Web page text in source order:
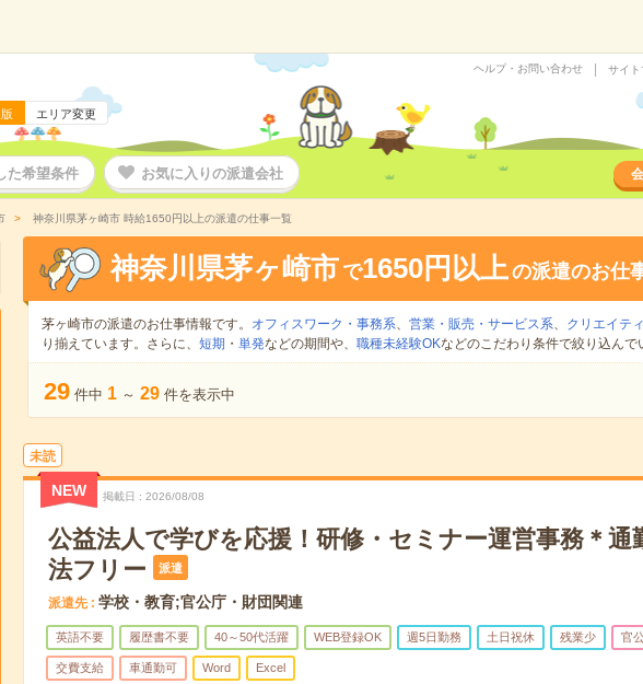
エリア変更
ヘルプ・お問い合わせ サイト
た希望条件 お気に入りの派遣会社
神奈川県茅ヶ崎市 時給1650円以上の派遣の仕事一覧
神奈川県茅ヶ崎市 で1650円以上の派遣のお仕
茅ヶ崎市の派遣のお仕事情報です。 オフィスワーク・事務系、 営業・販売・サービス系、 クリエイテ
り揃えています。さらに、 短期 ・ 単発などの期間や、 職種未経験OKなどのこだわり条件で絞り込んで
29 件中 1 ～ 29 件を表示中
未読
NEW 掲載日 2026/08/08
公益法人で学びを応援！研修・セミナー運営事務＊通
法フリー
派遣
派遣先 学校・教育;官公庁・財団関連
英語不要 履歴書不要 40～50代活躍 WEB登録OK 週5日勤務 土日祝休 残業少 官
交費支給 車通勤可 Word Excel